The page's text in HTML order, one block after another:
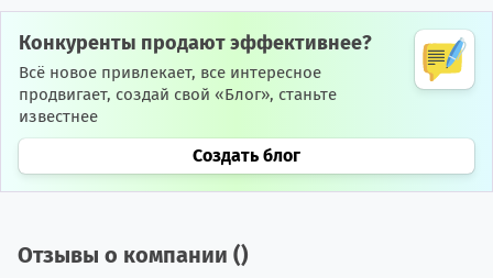
Конкуренты продают эффективнее?
Всё новое привлекает, все интересное
продвигает, создай свой «Блог», станьте
известнее
Создать блог
Отзывы о компании ()